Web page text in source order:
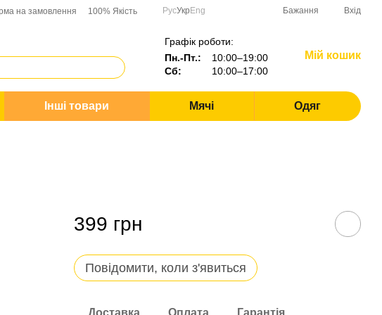
на замовлення 100% Якість РусУкр Eng Бажання Вхід
Графік роботи:
Пн.-Пт.:
10:00–19:00
Сб:
10:00–17:00
Мій кошик
Інші товари Мячі Одяг
399 грн
Повідомити, коли з'явиться
Доставка Оплата Гарантія